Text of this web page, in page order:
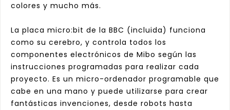
colores y mucho más.
La placa micro:bit de la BBC (incluida) funciona
como su cerebro, y controla todos los
componentes electrónicos de Mibo según las
instrucciones programadas para realizar cada
proyecto. Es un micro-ordenador programable que
cabe en una mano y puede utilizarse para crear
fantásticas invenciones, desde robots hasta